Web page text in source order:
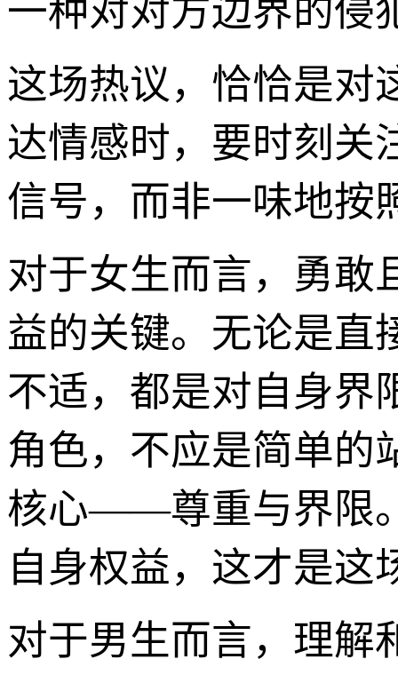
一种对对方边界的侵
这场热议，恰恰是对
达情感时，要时刻关
信号，而非一味地按
对于女生而言，勇敢
益的关键。无论是直
不适，都是对自身界
角色，不应是简单的
核心——尊重与界限
自身权益，这才是这
对于男生而言，理解